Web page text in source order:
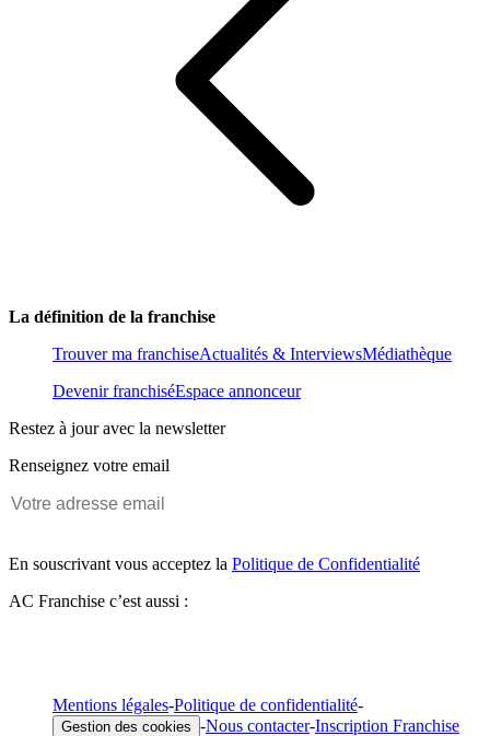
La définition de la franchise
Trouver ma franchiseActualités & InterviewsMédiathèque
Devenir franchiséEspace annonceur
Restez à jour avec la newsletter
Renseignez votre email
En souscrivant vous acceptez la Politique de Confidentialité
AC Franchise c’est aussi :
Mentions légales-Politique de confidentialité-
Gestion des cookies -Nous contacter-Inscription Franchise